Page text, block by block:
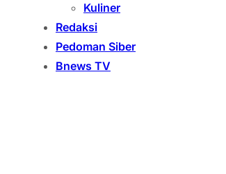
Kuliner
Redaksi
Pedoman Siber
Bnews TV